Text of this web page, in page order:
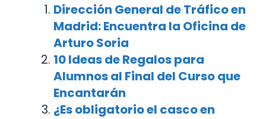
Dirección General de Tráfico en
Madrid: Encuentra la Oficina de
Arturo Soria
10 Ideas de Regalos para
Alumnos al Final del Curso que
Encantarán
¿Es obligatorio el casco en